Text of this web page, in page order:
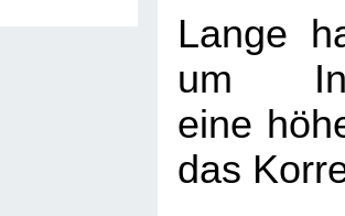
Lange
um
eine
das